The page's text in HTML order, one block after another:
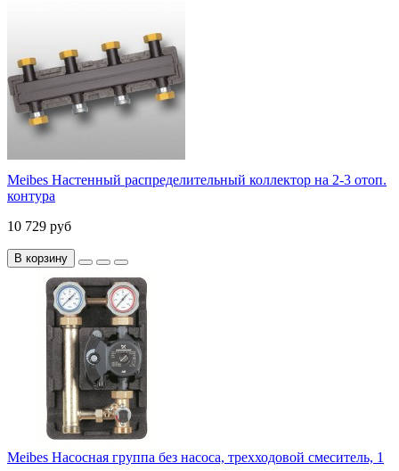
Meibes Настенный распределительный коллектор на 2-3 отоп.
контура
10 729 руб
В корзину
Meibes Насосная группа без насоса, трехходовой смеситель, 1